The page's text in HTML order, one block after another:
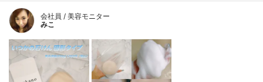
会社員 / 美容モニター
みこ